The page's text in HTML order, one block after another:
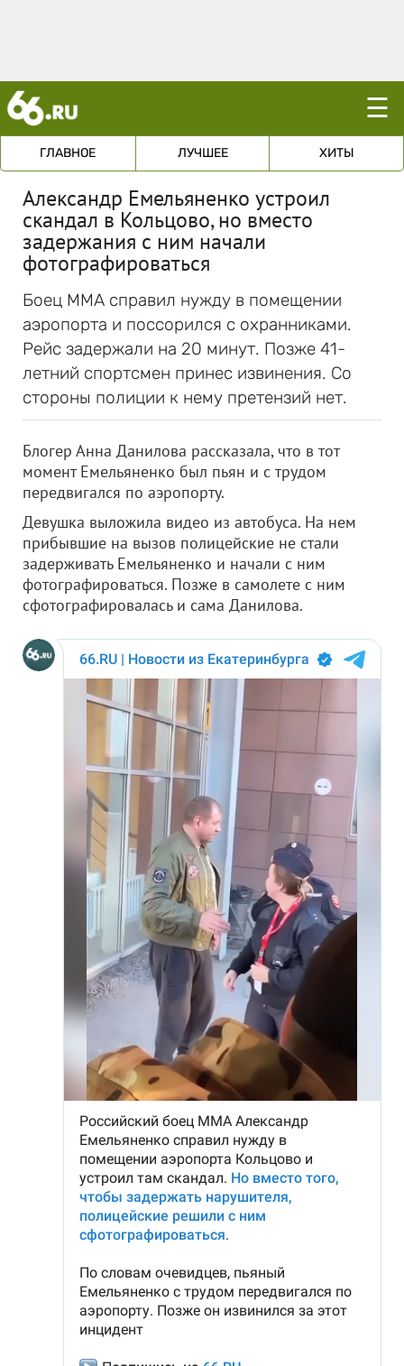
☰
ГЛАВНОЕ ЛУЧШЕЕ ХИТЫ
Александр Емельяненко устроил
скандал в Кольцово, но вместо
задержания с ним начали
фотографироваться
Боец ММА справил нужду в помещении
аэропорта и поссорился с охранниками.
Рейс задержали на 20 минут. Позже 41-
летний спортсмен принес извинения. Со
стороны полиции к нему претензий нет.
Блогер Анна Данилова рассказала, что в тот
момент Емельяненко был пьян и с трудом
передвигался по аэропорту.
Девушка выложила видео из автобуса. На нем
прибывшие на вызов полицейские не стали
задерживать Емельяненко и начали с ним
фотографироваться. Позже в самолете с ним
сфотографировалась и сама Данилова.